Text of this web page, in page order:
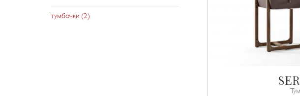
тумбочки (2)